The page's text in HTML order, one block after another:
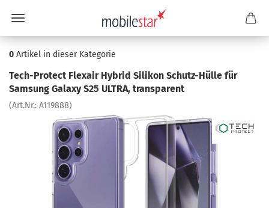
0 Artikel in dieser Kategorie
Tech-​Protect Flex­air Hy­brid Si­li­kon Schutz-​Hülle für
Sam­sung Ga­la­xy S25 ULTRA, trans­pa­rent
(Art.Nr.: A119888)